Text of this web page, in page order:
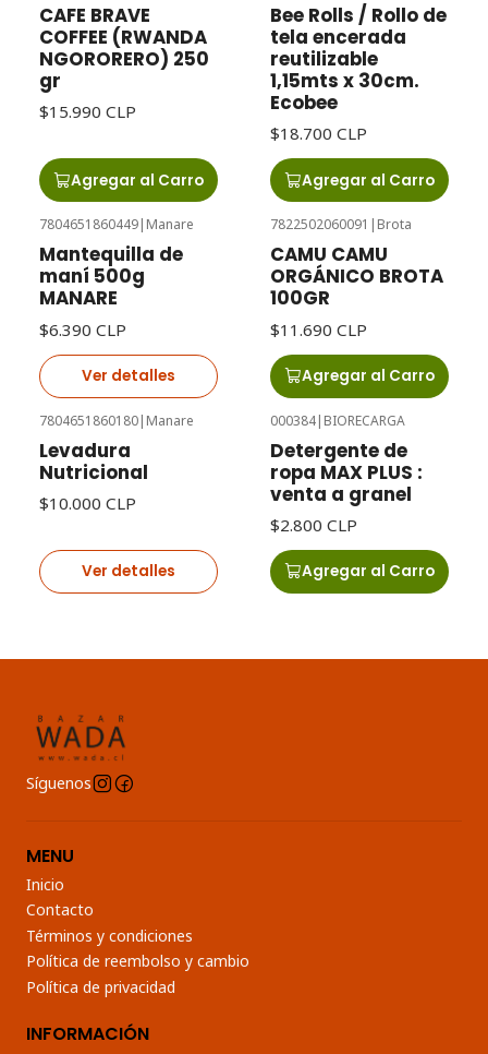
CAFE BRAVE
COFFEE (RWANDA
NGORORERO) 250
gr
$15.990 CLP
Agregar al Carro
Bee Rolls / Rollo de
tela encerada
reutilizable
1,15mts x 30cm.
Ecobee
$18.700 CLP
Agregar al Carro
7804651860449| Manare
Mantequilla de
maní 500g
MANARE
$6.390 CLP
Ver detalles
7822502060091 | Brota
CAMU CAMU
ORGÁNICO BROTA
100GR
$11.690 CLP
Agregar al Carro
7804651860180| Manare
Levadura
Nutricional
$10.000 CLP
Ver detalles
000384| BIORECARGA
Detergente de
ropa MAX PLUS :
venta a granel
$2.800 CLP
Agregar al Carro
Síguenos
MENU
Inicio
Contacto
Términos y condiciones
Política de reembolso y cambio
Política de privacidad
INFORMACIÓN